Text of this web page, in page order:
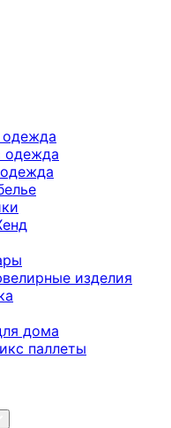
одежда
изделия
дома
паллеты